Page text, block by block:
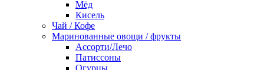
Мёд
Кисель
Чай / Кофе
Маринованные овощи / фрукты
Ассорти/Лечо
Патиссоны
Огурцы